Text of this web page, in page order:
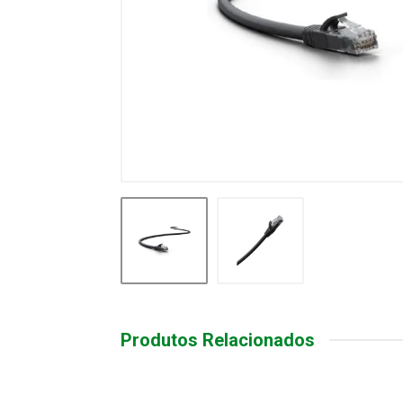
Produtos Relacionados